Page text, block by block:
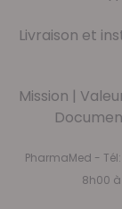
Livraison et
Mission |
PharmaMed - Tél:
8h00